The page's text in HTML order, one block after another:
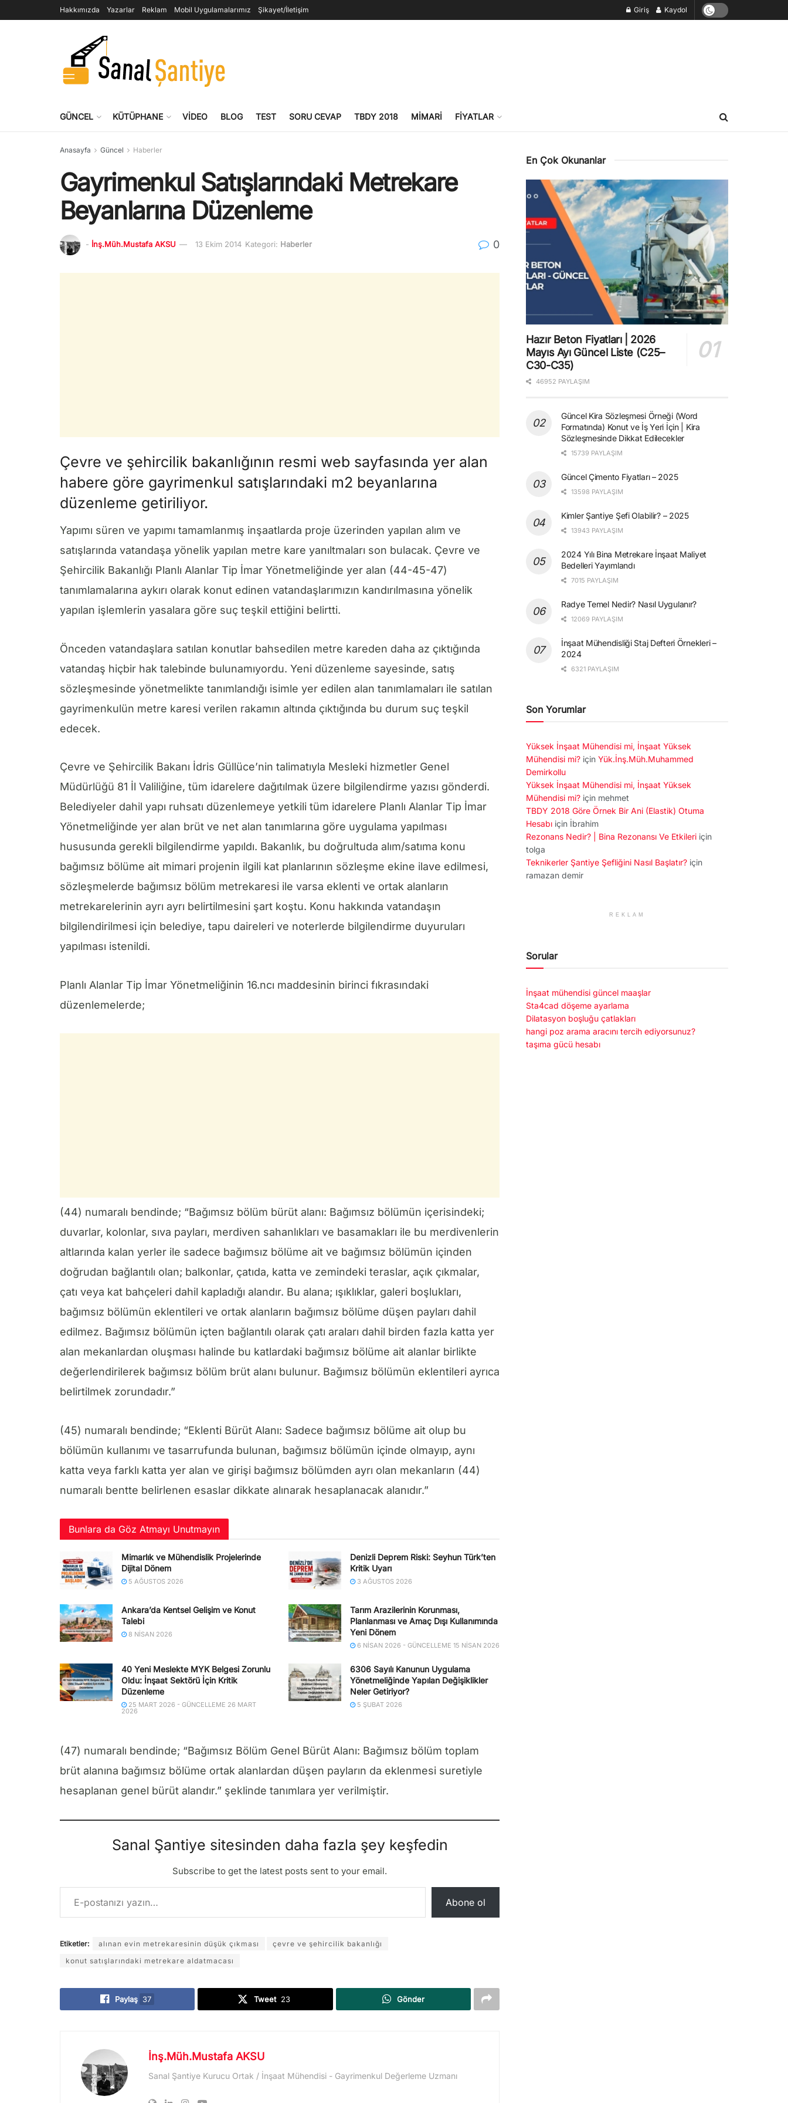
Hakkımızda Yazarlar Reklam Mobil Uygulamalarımız Şikayet/İletişim Giriş Kaydol
GÜNCEL KÜTÜPHANE VIDEO BLOG TEST SORU CEVAP TBDY 2018 MIMARI FIYATLAR
Anasayfa Güncel Haberler
Gayrimenkul Satışlarındaki Metrekare
Beyanlarına Düzenleme
- İnş.Müh.Mustafa AKSU 13 Ekim 2014 Kategori: Haberler 0
Çevre ve şehircilik bakanlığının resmi web sayfasında yer alan
habere göre gayrimenkul satışlarındaki m2 beyanlarına
düzenleme getiriliyor.
Yapımı süren ve yapımı tamamlanmış inşaatlarda proje üzerinden yapılan alım ve
satışlarında vatandaşa yönelik yapılan metre kare yanıltmaları son bulacak. Çevre ve
Şehircilik Bakanlığı Planlı Alanlar Tip İmar Yönetmeliğinde yer alan (44-45-47)
tanımlamalarına aykırı olarak konut edinen vatandaşlarımızın kandırılmasına yönelik
yapılan işlemlerin yasalara göre suç teşkil ettiğini belirtti.
Önceden vatandaşlara satılan konutlar bahsedilen metre kareden daha az çıktığında
vatandaş hiçbir hak talebinde bulunamıyordu. Yeni düzenleme sayesinde, satış
sözleşmesinde yönetmelikte tanımlandığı isimle yer edilen alan tanımlamaları ile satılan
gayrimenkulün metre karesi verilen rakamın altında çıktığında bu durum suç teşkil
edecek.
Çevre ve Şehircilik Bakanı İdris Güllüce’nin talimatıyla Mesleki hizmetler Genel
Müdürlüğü 81 İl Valiliğine, tüm idarelere dağıtılmak üzere bilgilendirme yazısı gönderdi.
Belediyeler dahil yapı ruhsatı düzenlemeye yetkili tüm idarelere Planlı Alanlar Tip İmar
Yönetmeliğinde yer alan brüt ve net alan tanımlarına göre uygulama yapılması
hususunda gerekli bilgilendirme yapıldı. Bakanlık, bu doğrultuda alım/satıma konu
bağımsız bölüme ait mimari projenin ilgili kat planlarının sözleşme ekine ilave edilmesi,
sözleşmelerde bağımsız bölüm metrekaresi ile varsa eklenti ve ortak alanların
metrekarelerinin ayrı ayrı belirtilmesini şart koştu. Konu hakkında vatandaşın
bilgilendirilmesi için belediye, tapu daireleri ve noterlerde bilgilendirme duyuruları
yapılması istenildi.
Planlı Alanlar Tip İmar Yönetmeliğinin 16.ncı maddesinin birinci fıkrasındaki
düzenlemelerde;
(44) numaralı bendinde; “Bağımsız bölüm bürüt alanı: Bağımsız bölümün içerisindeki;
duvarlar, kolonlar, sıva payları, merdiven sahanlıkları ve basamakları ile bu merdivenlerin
altlarında kalan yerler ile sadece bağımsız bölüme ait ve bağımsız bölümün içinden
doğrudan bağlantılı olan; balkonlar, çatıda, katta ve zemindeki teraslar, açık çıkmalar,
çatı veya kat bahçeleri dahil kapladığı alandır. Bu alana; ışıklıklar, galeri boşlukları,
bağımsız bölümün eklentileri ve ortak alanların bağımsız bölüme düşen payları dahil
edilmez. Bağımsız bölümün içten bağlantılı olarak çatı araları dahil birden fazla katta yer
alan mekanlardan oluşması halinde bu katlardaki bağımsız bölüme ait alanlar birlikte
değerlendirilerek bağımsız bölüm brüt alanı bulunur. Bağımsız bölümün eklentileri ayrıca
belirtilmek zorundadır.”
(45) numaralı bendinde; “Eklenti Bürüt Alanı: Sadece bağımsız bölüme ait olup bu
bölümün kullanımı ve tasarrufunda bulunan, bağımsız bölümün içinde olmayıp, aynı
katta veya farklı katta yer alan ve girişi bağımsız bölümden ayrı olan mekanların (44)
numaralı bentte belirlenen esaslar dikkate alınarak hesaplanacak alanıdır.”
Bunlara da Göz Atmayı Unutmayın
Mimarlık ve Mühendislik Projelerinde
Dijital Dönem
5 AĞUSTOS 2026
Denizli Deprem Riski: Seyhun Türk’ten
Kritik Uyarı
3 AĞUSTOS 2026
Ankara’da Kentsel Gelişim ve Konut
Talebi
8 NISAN 2026
Tarım Arazilerinin Korunması,
Planlanması ve Amaç Dışı Kullanımında
Yeni Dönem
6 NISAN 2026 - GÜNCELLEME 15 NISAN 2026
40 Yeni Meslekte MYK Belgesi Zorunlu
Oldu: İnşaat Sektörü İçin Kritik
Düzenleme
25 MART 2026 - GÜNCELLEME 26 MART
2026
6306 Sayılı Kanunun Uygulama
Yönetmeliğinde Yapılan Değişiklikler
Neler Getiriyor?
5 ŞUBAT 2026
(47) numaralı bendinde; “Bağımsız Bölüm Genel Bürüt Alanı: Bağımsız bölüm toplam
brüt alanına bağımsız bölüme ortak alanlardan düşen payların da eklenmesi suretiyle
hesaplanan genel bürüt alandır.” şeklinde tanımlara yer verilmiştir.
Sanal Şantiye sitesinden daha fazla şey keşfedin
Subscribe to get the latest posts sent to your email.
E-postanızı yazın…
Abone ol
Etiketler: alınan evin metrekaresinin düşük çıkması
çevre ve şehircilik bakanlığı
konut satışlarındaki metrekare aldatmacası
Paylaş 37 Tweet 23 Gönder
İnş.Müh.Mustafa AKSU
Sanal Şantiye Kurucu Ortak / İnşaat Mühendisi - Gayrimenkul Değerleme Uzmanı
En Çok Okunanlar
Hazır Beton Fiyatları | 2026
Mayıs Ayı Güncel Liste (C25–
C30-C35)
46952 PAYLAŞIM
Güncel Kira Sözleşmesi Örneği (Word
Formatında) Konut ve İş Yeri İçin | Kira
Sözleşmesinde Dikkat Edilecekler
15739 PAYLAŞIM
Güncel Çimento Fiyatları – 2025
13598 PAYLAŞIM
Kimler Şantiye Şefi Olabilir? – 2025
13943 PAYLAŞIM
2024 Yılı Bina Metrekare İnşaat Maliyet
Bedelleri Yayımlandı
7015 PAYLAŞIM
Radye Temel Nedir? Nasıl Uygulanır?
12069 PAYLAŞIM
İnşaat Mühendisliği Staj Defteri Örnekleri –
2024
6321 PAYLAŞIM
Son Yorumlar
Yüksek İnşaat Mühendisi mi, İnşaat Yüksek
Mühendisi mi? için Yük.İnş.Müh.Muhammed
Demirkollu
Yüksek İnşaat Mühendisi mi, İnşaat Yüksek
Mühendisi mi? için mehmet
TBDY 2018 Göre Örnek Bir Ani (Elastik) Otuma
Hesabı için İbrahim
Rezonans Nedir? | Bina Rezonansı Ve Etkileri için
tolga
Teknikerler Şantiye Şefliğini Nasıl Başlatır? için
ramazan demir
REKLAM
Sorular
İnşaat mühendisi güncel maaşlar
Sta4cad döşeme ayarlama
Dilatasyon boşluğu çatlakları
hangi poz arama aracını tercih ediyorsunuz?
taşıma gücü hesabı